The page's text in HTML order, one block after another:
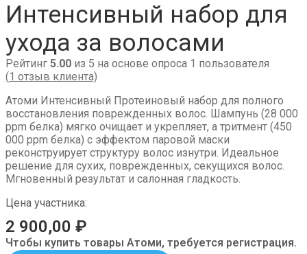
Интенсивный набор для
ухода за волосами
Рейтинг 5.00 из 5 на основе опроса 1 пользователя
(1 отзыв клиента)
Атоми Интенсивный Протеиновый набор для полного
восстановления поврежденных волос. Шампунь (28 000
ppm белка) мягко очищает и укрепляет, а тритмент (450
000 ppm белка) с эффектом паровой маски
реконструирует структуру волос изнутри. Идеальное
решение для сухих, поврежденных, секущихся волос.
Мгновенный результат и салонная гладкость.
Цена участника:
2 900,00 ₽
Чтобы купить товары Атоми, требуется регистрация.